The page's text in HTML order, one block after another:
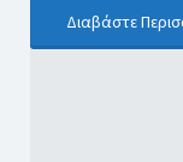
Διαβάστε